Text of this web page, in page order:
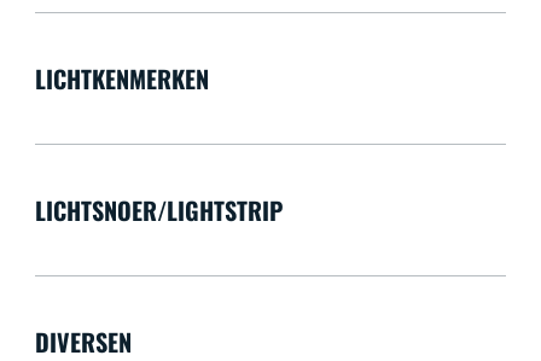
LICHTKENMERKEN
LICHTSNOER/LIGHTSTRIP
DIVERSEN